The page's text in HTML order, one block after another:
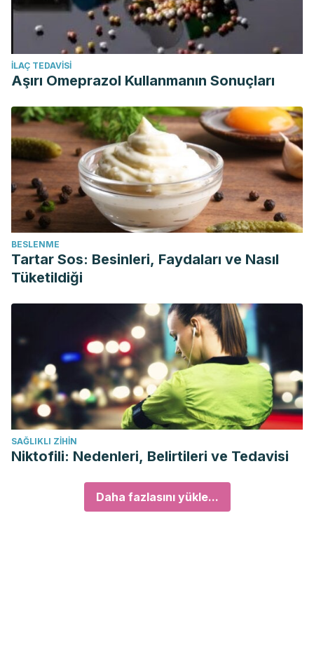
İLAÇ TEDAVISI
Aşırı Omeprazol Kullanmanın Sonuçları
BESLENME
Tartar Sos: Besinleri, Faydaları ve Nasıl
Tüketildiği
SAĞLIKLI ZIHIN
Niktofili: Nedenleri, Belirtileri ve Tedavisi
Daha fazlasını yükle...